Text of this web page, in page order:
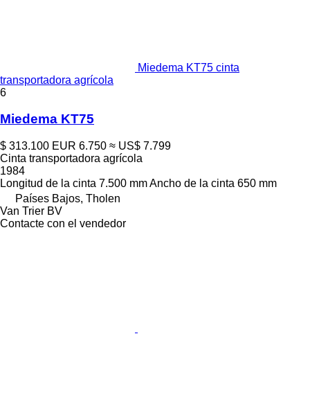
Miedema KT75 cinta
transportadora agrícola
6
Miedema KT75
$ 313.100 EUR 6.750 ≈ US$ 7.799
Cinta transportadora agrícola
1984
Longitud de la cinta 7.500 mmAncho de la cinta 650 mm
Países Bajos, Tholen
Van Trier BV
Contacte con el vendedor